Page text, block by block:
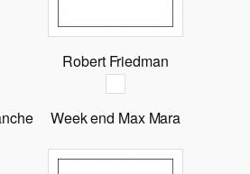
Robert Friedman
Week end Max Mara